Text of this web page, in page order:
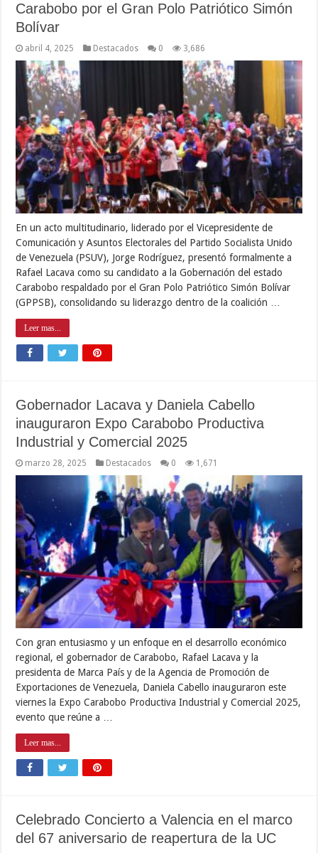
Carabobo por el Gran Polo Patriótico Simón
Bolívar
abril 4, 2025 Destacados 0 3,686
En un acto multitudinario, liderado por el Vicepresidente de
Comunicación y Asuntos Electorales del Partido Socialista Unido
de Venezuela (PSUV), Jorge Rodríguez, presentó formalmente a
Rafael Lacava como su candidato a la Gobernación del estado
Carabobo respaldado por el Gran Polo Patriótico Simón Bolívar
(GPPSB), consolidando su liderazgo dentro de la coalición …
Leer mas...
Gobernador Lacava y Daniela Cabello
inauguraron Expo Carabobo Productiva
Industrial y Comercial 2025
marzo 28, 2025 Destacados 0 1,671
Con gran entusiasmo y un enfoque en el desarrollo económico
regional, el gobernador de Carabobo, Rafael Lacava y la
presidenta de Marca País y de la Agencia de Promoción de
Exportaciones de Venezuela, Daniela Cabello inauguraron este
viernes la Expo Carabobo Productiva Industrial y Comercial 2025,
evento que reúne a …
Leer mas...
Celebrado Concierto a Valencia en el marco
del 67 aniversario de reapertura de la UC